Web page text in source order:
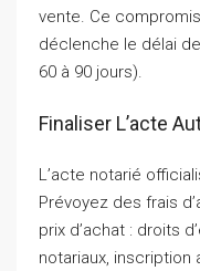
vente. Ce
déclenche le délai
60 à 90 jours).
Finaliser L’acte
L’acte notarié
Prévoyez des frais
prix d’achat : droits
notariaux,